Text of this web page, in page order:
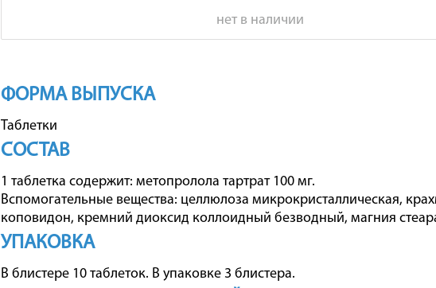
нет в наличии
ФОРМА ВЫПУСКА
Таблетки
СОСТАВ
1 таблетка содержит: метопролола тартрат 100 мг.
Вспомогательные вещества: целлюлоза микрокристаллическая,
коповидон, кремний диоксид коллоидный безводный, магния
УПАКОВКА
В блистере 10 таблеток. В упаковке 3 блистера.